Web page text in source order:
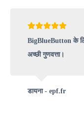
BigBlueButton के
अच्छी गुणवत्ता।
डायना - epf.fr